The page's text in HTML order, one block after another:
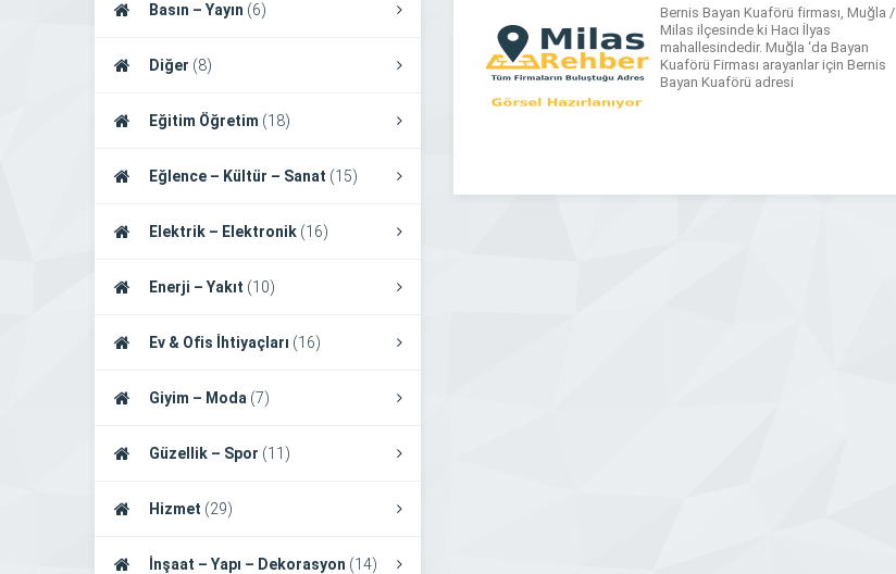
Basın – Yayın (6)
Diğer (8)
Eğitim Öğretim (18)
Eğlence – Kültür – Sanat (15)
Elektrik – Elektronik (16)
Enerji – Yakıt (10)
Ev & Ofis İhtiyaçları (16)
Giyim – Moda (7)
Güzellik – Spor (11)
Hizmet (29)
İnşaat – Yapı – Dekorasyon (14)
Bernis Bayan Kuaförü firması, Muğla /
Milas ilçesinde ki Hacı İlyas
mahallesindedir. Muğla ‘da Bayan
Kuaförü Firması arayanlar için Bernis
Bayan Kuaförü adresi